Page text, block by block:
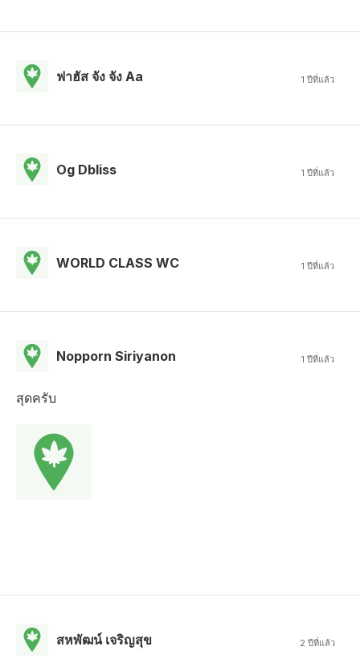
ฟาฮัส จัง จัง Aa 1 ปีที่แล้ว
Og Dbliss 1 ปีที่แล้ว
WORLD CLASS WC 1 ปีที่แล้ว
Nopporn Siriyanon 1 ปีที่แล้ว
สุดครับ
สหพัฒน์ เจริญสุข 2 ปีที่แล้ว